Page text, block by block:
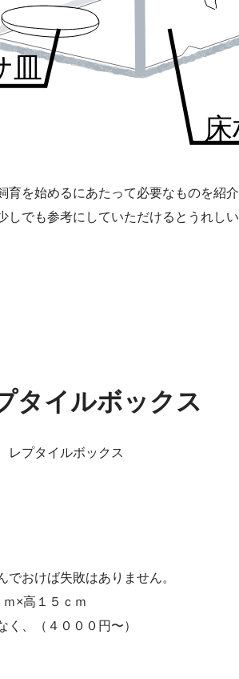
皿
育を始めるにあたって必要なものを紹介
しでも参考にしていただけるとうれしい
タイルボックス
プタイルボックス
でおけば失敗はありません。
×高１５ｃｍ
く、（４０００円〜）